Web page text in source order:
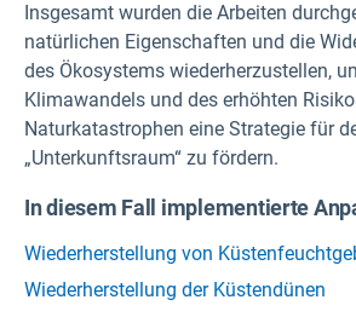
Insgesamt wurden die Arbeiten
natürlichen Eigenschaften und die
des Ökosystems wiederherzustellen,
Klimawandels und des erhöhten
Naturkatastrophen eine Strategie für
„Unterkunftsraum“ zu fördern.
In diesem Fall implementierte
Wiederherstellung von
Wiederherstellung der Küstendünen